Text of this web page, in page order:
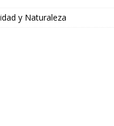
y Naturaleza